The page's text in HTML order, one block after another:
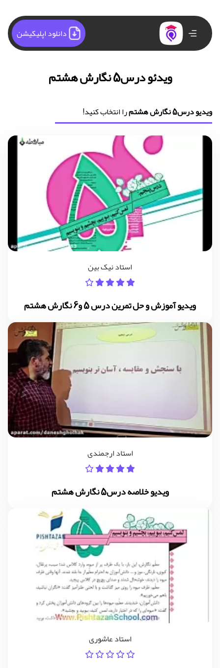
دانلود اپلیکیشن
ویدئو درس5 نگارش هشتم
ویدیو درس5 نگارش هشتم را انتخاب کنید!
استاد نیک بین
ویدیو آموزش و حل تمرین درس 5 و6 نگارش هشتم
استاد ارجمندی
ویدیو خلاصه درس5 نگارش هشتم
استاد عاشوری